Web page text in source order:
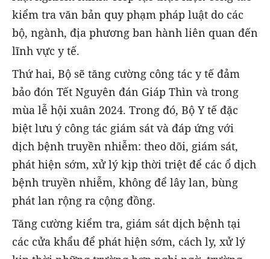
kiểm tra văn bản quy phạm pháp luật do các
bộ, ngành, địa phương ban hành liên quan đến
lĩnh vực y tế.
Thứ hai, Bộ sẽ tăng cường công tác y tế đảm
bảo đón Tết Nguyên đán Giáp Thìn và trong
mùa lễ hội xuân 2024. Trong đó, Bộ Y tế đặc
biệt lưu ý công tác giám sát và đáp ứng với
dịch bệnh truyền nhiễm: theo dõi, giám sát,
phát hiện sớm, xử lý kịp thời triệt để các ổ dịch
bệnh truyền nhiễm, không để lây lan, bùng
phát lan rộng ra cộng đồng.
Tăng cường kiểm tra, giám sát dịch bệnh tại
các cửa khẩu để phát hiện sớm, cách ly, xử lý